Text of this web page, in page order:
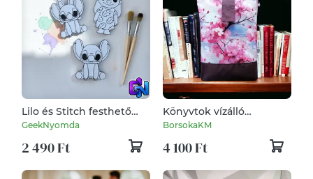
Lilo és Stitch festhető
figuraszett
GeekNyomda
2 490 Ft
Könyvtok vízálló
poliészterből -
BorsokaKM
4 100 Ft